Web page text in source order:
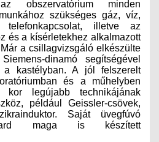
obszervatórium minden
szükséges gáz, víz,
telefonkapcsolat, illetve az
és a kísérletekhez alkalmazott
a csillagvizsgáló elkészülte
dinamó segítségével
a kastélyban. A jól felszerelt
és a műhelyben
legújabb technikájának
például Geissler-csövek,
Saját üvegfúvó
maga is készített